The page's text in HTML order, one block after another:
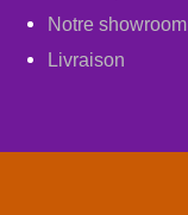
Notre showroom
Livraison